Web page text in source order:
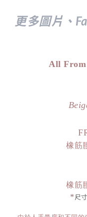
更多圖片、
All
橡筋
橡筋
*尺